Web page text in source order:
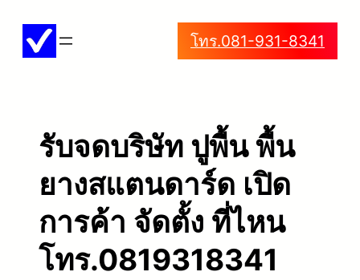
โทร.081-931-8341
รับจดบริษัท ปูพื้น พื้น
ยางสแตนดาร์ด เปิด
การค้า จัดตั้ง ที่ไหน
โทร.0819318341